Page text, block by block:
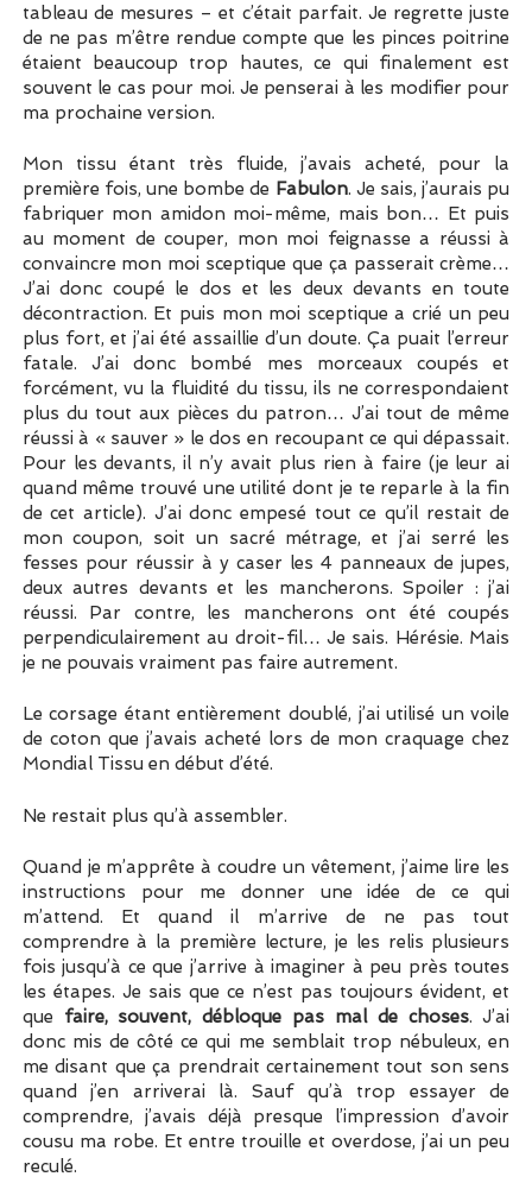
tableau de mesures – et c’était parfait. Je regrette juste
de ne pas m’être rendue compte que les pinces poitrine
étaient beaucoup trop hautes, ce qui finalement est
souvent le cas pour moi. Je penserai à les modifier pour
ma prochaine version.
Mon tissu étant très fluide, j’avais acheté, pour la
première fois, une bombe de Fabulon. Je sais, j’aurais pu
fabriquer mon amidon moi-même, mais bon… Et puis
au moment de couper, mon moi feignasse a réussi à
convaincre mon moi sceptique que ça passerait crème…
J’ai donc coupé le dos et les deux devants en toute
décontraction. Et puis mon moi sceptique a crié un peu
plus fort, et j’ai été assaillie d’un doute. Ça puait l’erreur
fatale. J’ai donc bombé mes morceaux coupés et
forcément, vu la fluidité du tissu, ils ne correspondaient
plus du tout aux pièces du patron… J’ai tout de même
réussi à « sauver » le dos en recoupant ce qui dépassait.
Pour les devants, il n’y avait plus rien à faire (je leur ai
quand même trouvé une utilité dont je te reparle à la fin
de cet article). J’ai donc empesé tout ce qu’il restait de
mon coupon, soit un sacré métrage, et j’ai serré les
fesses pour réussir à y caser les 4 panneaux de jupes,
deux autres devants et les mancherons. Spoiler : j’ai
réussi. Par contre, les mancherons ont été coupés
perpendiculairement au droit-fil… Je sais. Hérésie. Mais
je ne pouvais vraiment pas faire autrement.
Le corsage étant entièrement doublé, j’ai utilisé un voile
de coton que j’avais acheté lors de mon craquage chez
Mondial Tissu en début d’été.
Ne restait plus qu’à assembler.
Quand je m’apprête à coudre un vêtement, j’aime lire les
instructions pour me donner une idée de ce qui
m’attend. Et quand il m’arrive de ne pas tout
comprendre à la première lecture, je les relis plusieurs
fois jusqu’à ce que j’arrive à imaginer à peu près toutes
les étapes. Je sais que ce n’est pas toujours évident, et
que faire, souvent, débloque pas mal de choses. J’ai
donc mis de côté ce qui me semblait trop nébuleux, en
me disant que ça prendrait certainement tout son sens
quand j’en arriverai là. Sauf qu’à trop essayer de
comprendre, j’avais déjà presque l’impression d’avoir
cousu ma robe. Et entre trouille et overdose, j’ai un peu
reculé.